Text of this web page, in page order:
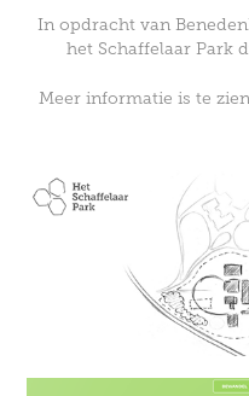
In opdracht van
het Schaffelaar Park
Meer informatie is te